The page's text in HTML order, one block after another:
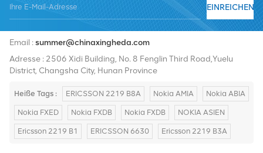
EINREICHEN
Email :summer@chinaxingheda.com
Adresse : 2506 Xidi Building, No. 8 Fenglin Third Road,Yuelu
District, Changsha City, Hunan Province
Heiße Tags : ERICSSON 2219 B8A Nokia AMIA Nokia ABIA
Nokia FXED Nokia FXDB Nokia FXDB NOKIA ASIEN
Ericsson 2219 B1 ERICSSON 6630 Ericsson 2219 B3A